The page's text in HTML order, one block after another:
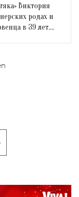
Виктория
родах и
в 39 лет.